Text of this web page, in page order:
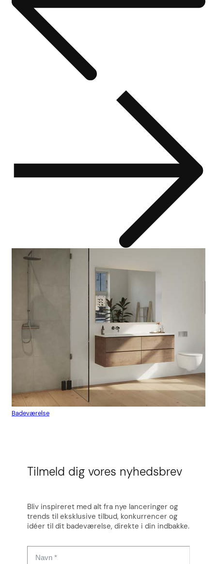
Badeværelse
Tilmeld dig vores nyhedsbrev
Bliv inspireret med alt fra nye lanceringer og
trends til eksklusive tilbud, konkurrencer og
idéer til dit badeværelse, direkte i din indbakke.